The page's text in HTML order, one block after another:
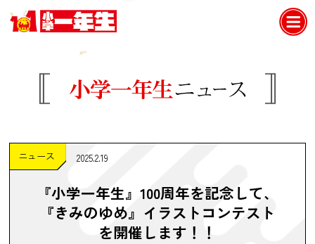
ニュース 2025.2.19
『小学一年生』100周年を記念して、
『きみのゆめ』イラストコンテスト
を開催します！！